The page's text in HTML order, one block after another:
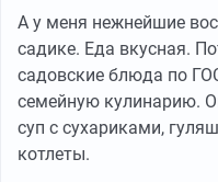
А у меня нежнейшие
садике. Еда вкусная.
садовские блюда по
семейную кулинарию.
суп с сухариками,
котлеты.